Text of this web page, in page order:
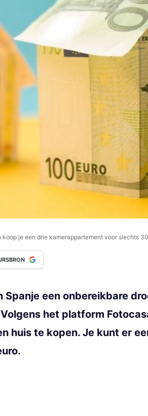
koop je een drie kamerappartement voor slechts
een onbereikbare
het platform
huis te kopen. Je kunt er